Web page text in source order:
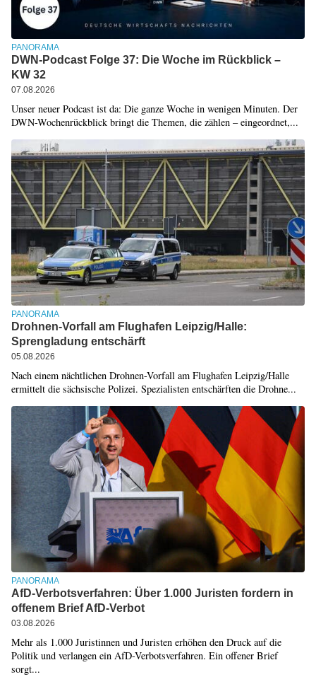
PANORAMA
DWN-Podcast Folge 37: Die Woche im Rückblick –
KW 32
07.08.2026
Unser neuer Podcast ist da: Die ganze Woche in wenigen Minuten. Der
DWN-Wochenrückblick bringt die Themen, die zählen – eingeordnet,...
PANORAMA
Drohnen-Vorfall am Flughafen Leipzig/Halle:
Sprengladung entschärft
05.08.2026
Nach einem nächtlichen Drohnen-Vorfall am Flughafen Leipzig/Halle
ermittelt die sächsische Polizei. Spezialisten entschärften die Drohne...
PANORAMA
AfD-Verbotsverfahren: Über 1.000 Juristen fordern in
offenem Brief AfD-Verbot
03.08.2026
Mehr als 1.000 Juristinnen und Juristen erhöhen den Druck auf die
Politik und verlangen ein AfD-Verbotsverfahren. Ein offener Brief
sorgt...